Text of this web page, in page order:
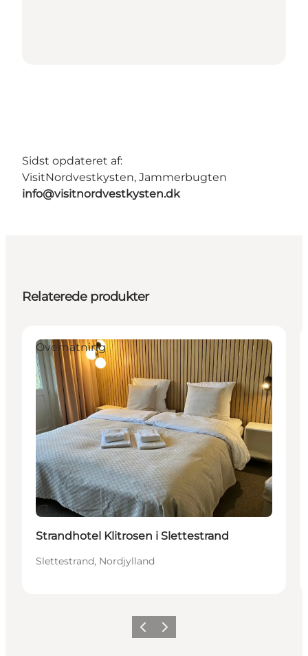
Sidst opdateret af:
VisitNordvestkysten, Jammerbugten
info@visitnordvestkysten.dk
Relaterede produkter
Bæredygtige oplevelser
Overnatning
Strandhotel Klitrosen i Slettestrand
Slettestrand, Nordjylland
ForrigeNæste